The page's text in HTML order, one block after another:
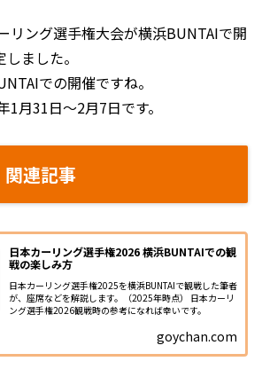
リング選手権大会が横浜BUNTAIで開
ました。
での開催ですね。
月31日〜2月7日です。
連記事
日本カーリング選手権2026 横浜BUNTAIでの観
戦の楽しみ方
日本カーリング選手権2025を横浜BUNTAIで観戦した筆者
が、座席などを解説します。（2025年時点） 日本カーリ
ング選手権2026観戦時の参考になれば幸いです。
goychan.com